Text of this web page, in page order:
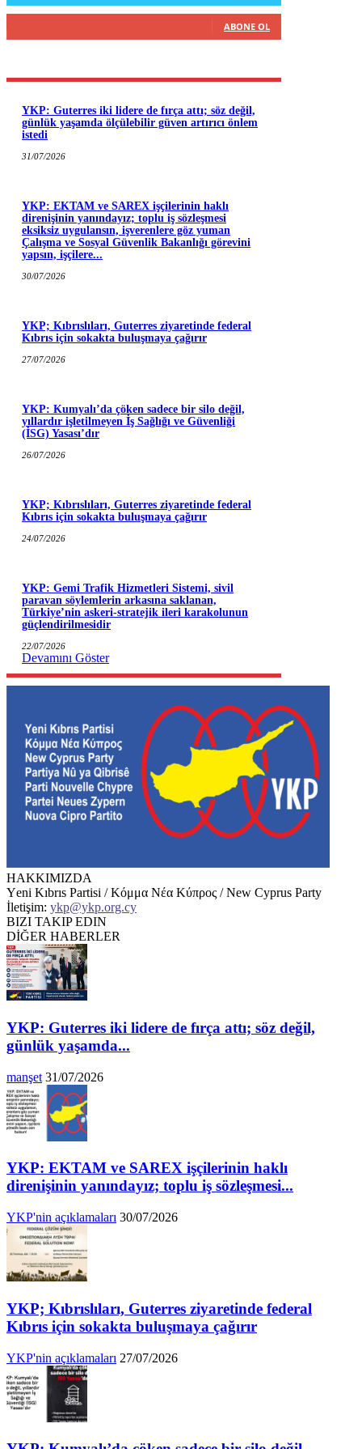
ABONE OL
YKP: Guterres iki lidere de fırça attı; söz değil,
günlük yaşamda ölçülebilir güven artırıcı önlem
istedi
31/07/2026
YKP: EKTAM ve SAREX işçilerinin haklı
direnişinin yanındayız; toplu iş sözleşmesi
eksiksiz uygulansın, işverenlere göz yuman
Çalışma ve Sosyal Güvenlik Bakanlığı görevini
yapsın, işçilere...
30/07/2026
YKP; Kıbrıslıları, Guterres ziyaretinde federal
Kıbrıs için sokakta buluşmaya çağırır
27/07/2026
YKP: Kumyalı’da çöken sadece bir silo değil,
yıllardır işletilmeyen İş Sağlığı ve Güvenliği
(İSG) Yasası’dır
26/07/2026
YKP; Kıbrıslıları, Guterres ziyaretinde federal
Kıbrıs için sokakta buluşmaya çağırır
24/07/2026
YKP: Gemi Trafik Hizmetleri Sistemi, sivil
paravan söylemlerin arkasına saklanan,
Türkiye’nin askeri-stratejik ileri karakolunun
güçlendirilmesidir
22/07/2026
Devamını Göster
HAKKIMIZDA
Υeni Kıbrıs Partisi / Κόμμα Νέα Κύπρος / New Cyprus Party
İletişim: ykp@ykp.org.cy
BIZI TAKIP EDIN
DİĞER HABERLER
YKP: Guterres iki lidere de fırça attı; söz değil,
günlük yaşamda...
manşet 31/07/2026
YKP: EKTAM ve SAREX işçilerinin haklı
direnişinin yanındayız; toplu iş sözleşmesi...
YKP'nin açıklamaları 30/07/2026
YKP; Kıbrıslıları, Guterres ziyaretinde federal
Kıbrıs için sokakta buluşmaya çağırır
YKP'nin açıklamaları 27/07/2026